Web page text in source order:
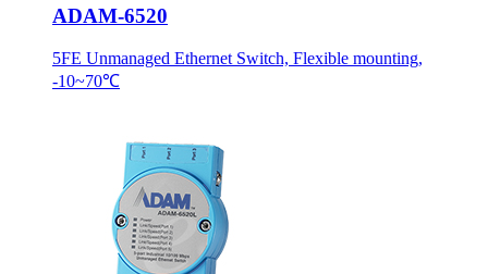
ADAM-6520
5FE Unmanaged Ethernet Switch, Flexible mounting,
-10~70℃